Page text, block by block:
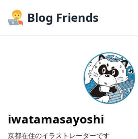
Blog Friends
iwatamasayoshi
京都在住のイラストレーターです